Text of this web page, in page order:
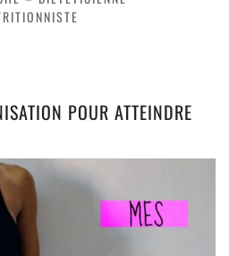
POUR ATTEINDRE